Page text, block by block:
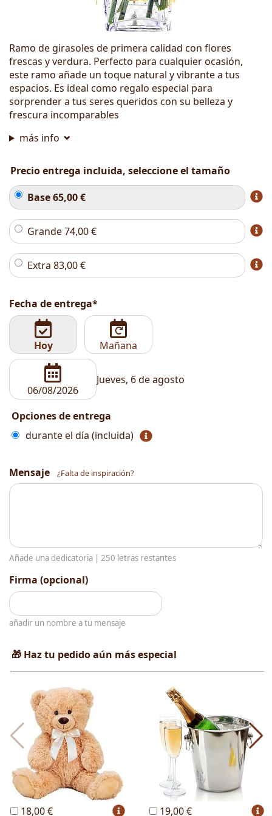
Ramo de girasoles de primera calidad con flores
frescas y verdura. Perfecto para cualquier ocasión,
este ramo añade un toque natural y vibrante a tus
espacios. Es ideal como regalo especial para
sorprender a tus seres queridos con su belleza y
frescura incomparables
más info
Precio entrega incluida, seleccione el tamaño
Base65,00€
Grande74,00€
Extra 83,00€
Fecha de entrega*
Hoy Mañana
Jueves, 6 de agosto
Opciones de entrega
durante el día (incluida)
Mensaje ¿Falta de inspiración?
Añade una dedicatoria | 250 letras restantes
Firma (opcional)
añadir un nombre a tu mensaje
🎁 Haz tu pedido aún más especial
18,00 € 19,00 €